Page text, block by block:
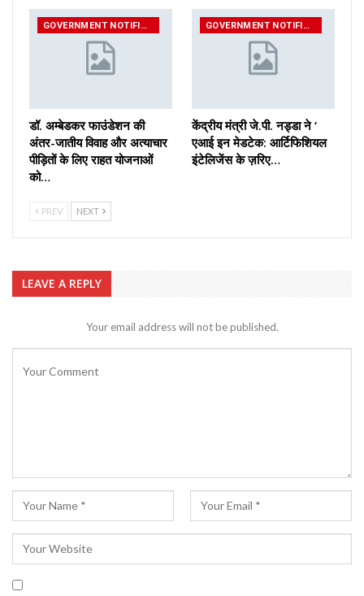
GOVERNMENT NOTIFICATIONS
डॉ. अम्बेडकर फाउंडेशन की
अंतर-जातीय विवाह और अत्याचार
पीड़ितों के लिए राहत योजनाओं
को…
GOVERNMENT NOTIFICATIONS
केंद्रीय मंत्री जे.पी. नड्डा ने ‘
एआई इन मेडटेक: आर्टिफिशियल
इंटेलिजेंस के ज़रिए…
PREV NEXT
LEAVE A REPLY
Your email address will not be published.